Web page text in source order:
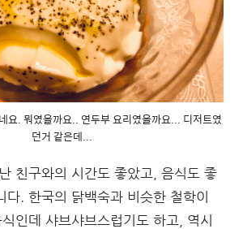
요. 뭐였을까요.. 연두부 요리였을까요... 디저트였
던거 같은데...
친구와의 시간도 좋았고, 음식도 좋
다. 한국의 닭백숙과 비슷한 철학이
인데 샤브샤브스럽기도 하고, 역시